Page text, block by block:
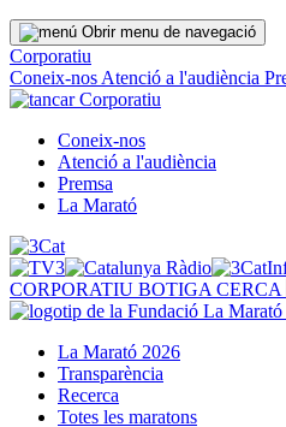
Obrir menu de navegació
Corporatiu
Coneix-nos Atenció a l'audiència
Corporatiu
Coneix-nos
Atenció a l'audiència
Premsa
La Marató
CORPORATIU BOTIGA CERCA
La Marató 2026
Transparència
Recerca
Totes les maratons